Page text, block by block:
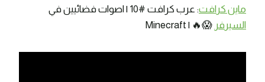
ماين كرافت: عرب كرافت #10 | اصوات فضائيين في
السيرفر 😱🔥 | Minecraft